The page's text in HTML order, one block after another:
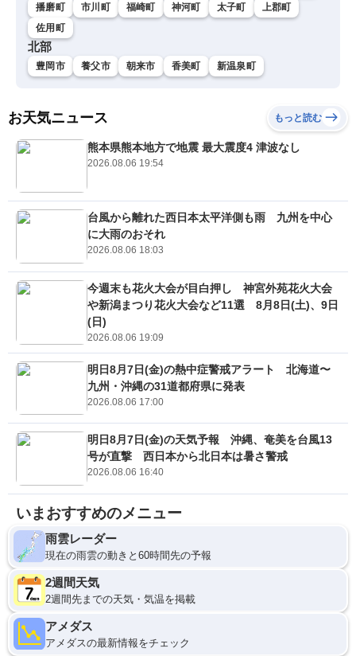
播磨町 市川町 福崎町 神河町 太子町
上郡町
佐用町
北部
豊岡市 養父市 朝来市 香美町 新温泉町
お天気ニュース もっと読む
熊本県熊本地方で地震 最大震度4 津波なし
2026.08.06 19:54
台風から離れた西日本太平洋側も雨 九州を中心
に大雨のおそれ
2026.08.06 18:03
今週末も花火大会が目白押し 神宮外苑花火大会
や新潟まつり花火大会など11選 8月8日(土)、9日
(日)
2026.08.06 19:09
明日8月7日(金)の熱中症警戒アラート 北海道〜
九州・沖縄の31道都府県に発表
2026.08.06 17:00
明日8月7日(金)の天気予報 沖縄、奄美を台風13
号が直撃 西日本から北日本は暑さ警戒
2026.08.06 16:40
いまおすすめのメニュー
雨雲レーダー
現在の雨雲の動きと60時間先の予報
2週間天気
2週間先までの天気・気温を掲載
アメダス
アメダスの最新情報をチェック